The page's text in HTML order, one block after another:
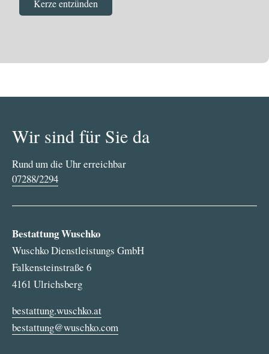
Wir sind für Sie da
Rund um die Uhr erreichbar
07288/2294
Bestattung Wuschko
Wuschko Dienstleistungs GmbH
Falkensteinstraße 6
4161 Ulrichsberg
bestattung.wuschko.at
bestattung@wuschko.com